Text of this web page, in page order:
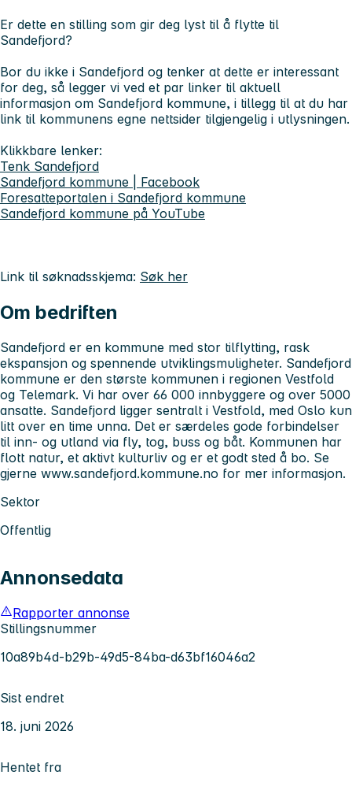
Er dette en stilling som gir deg lyst til å flytte til
Sandefjord?
Bor du ikke i Sandefjord og tenker at dette er interessant
for deg, så legger vi ved et par linker til aktuell
informasjon om Sandefjord kommune, i tillegg til at du har
link til kommunens egne nettsider tilgjengelig i utlysningen.
Klikkbare lenker:
Tenk Sandefjord
Sandefjord kommune | Facebook
Foresatteportalen i Sandefjord kommune
Sandefjord kommune på YouTube
Link til søknadsskjema: Søk her
Om bedriften
Sandefjord er en kommune med stor tilflytting, rask
ekspansjon og spennende utviklingsmuligheter. Sandefjord
kommune er den største kommunen i regionen Vestfold
og Telemark. Vi har over 66 000 innbyggere og over 5000
ansatte. Sandefjord ligger sentralt i Vestfold, med Oslo kun
litt over en time unna. Det er særdeles gode forbindelser
til inn- og utland via fly, tog, buss og båt. Kommunen har
flott natur, et aktivt kulturliv og er et godt sted å bo. Se
gjerne www.sandefjord.kommune.no for mer informasjon.
Sektor
Offentlig
Annonsedata
Rapporter annonse
Stillingsnummer
10a89b4d-b29b-49d5-84ba-d63bf16046a2
Sist endret
18. juni 2026
Hentet fra